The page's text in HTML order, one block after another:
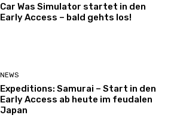
Car Was Simulator startet in den
Early Access – bald gehts los!
NEWS
Expeditions: Samurai – Start in den
Early Access ab heute im feudalen
Japan